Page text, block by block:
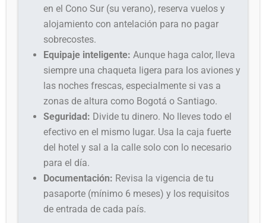
en el Cono Sur (su verano), reserva vuelos y
alojamiento con antelación para no pagar
sobrecostes.
Equipaje inteligente: Aunque haga calor, lleva
siempre una chaqueta ligera para los aviones y
las noches frescas, especialmente si vas a
zonas de altura como Bogotá o Santiago.
Seguridad: Divide tu dinero. No lleves todo el
efectivo en el mismo lugar. Usa la caja fuerte
del hotel y sal a la calle solo con lo necesario
para el día.
Documentación: Revisa la vigencia de tu
pasaporte (mínimo 6 meses) y los requisitos
de entrada de cada país.